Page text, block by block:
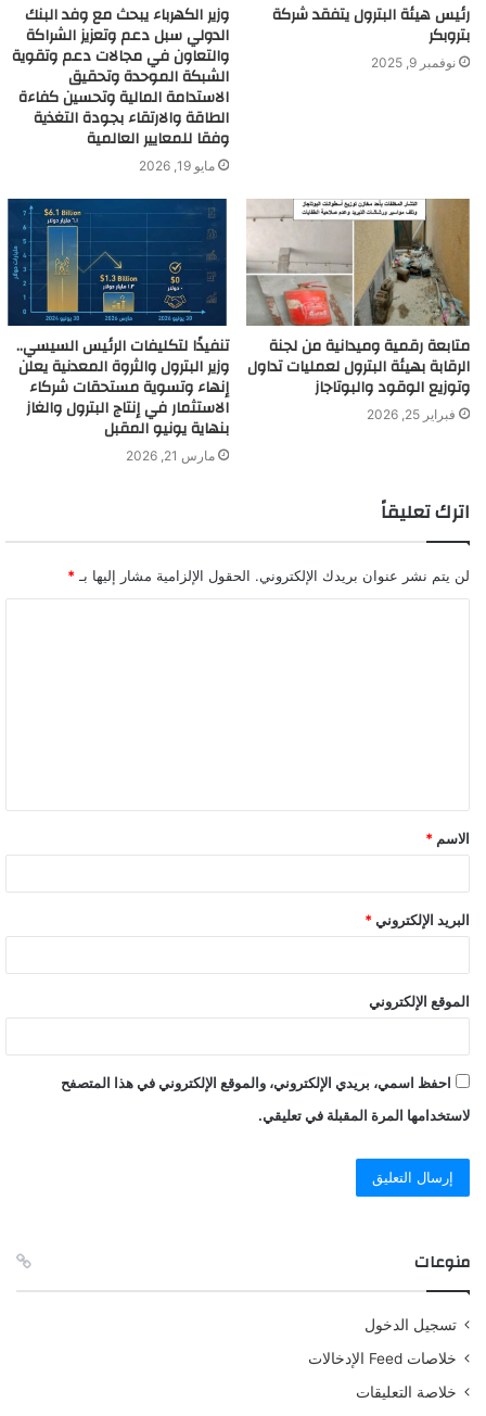
رئيس هيئة البترول يتفقد شركة
بتروبكر
نوفمبر 9, 2025
وزير الكهرباء يبحث مع وفد البنك
الدولي سبل دعم وتعزيز الشراكة
والتعاون في مجالات دعم وتقوية
الشبكة الموحدة وتحقيق
الاستدامة المالية وتحسين كفاءة
الطاقة والارتقاء بجودة التغذية
وفقا للمعايير العالمية
مايو 19, 2026
متابعة رقمية وميدانية من لجنة
الرقابة بهيئة البترول لعمليات تداول
وتوزيع الوقود والبوتاجاز
فبراير 25, 2026
تنفيذًا لتكليفات الرئيس السيسي..
وزير البترول والثروة المعدنية يعلن
إنهاء وتسوية مستحقات شركاء
الاستثمار في إنتاج البترول والغاز
بنهاية يونيو المقبل
مارس 21, 2026
اترك تعليقاً
لن يتم نشر عنوان بريدك الإلكتروني. الحقول الإلزامية مشار إليها بـ *
ق
*
الاسم *
البريد الإلكتروني *
الموقع الإلكتروني
احفظ اسمي، بريدي الإلكتروني، والموقع الإلكتروني في هذا المتصفح
لاستخدامها المرة المقبلة في تعليقي.
منوعات
تسجيل الدخول
خلاصات Feed الإدخالات
خلاصة التعليقات